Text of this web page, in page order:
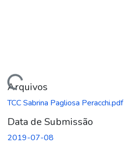
Carregando...
Arquivos
TCC Sabrina Pagliosa Peracchi.pdf
Data de Submissão
2019-07-08